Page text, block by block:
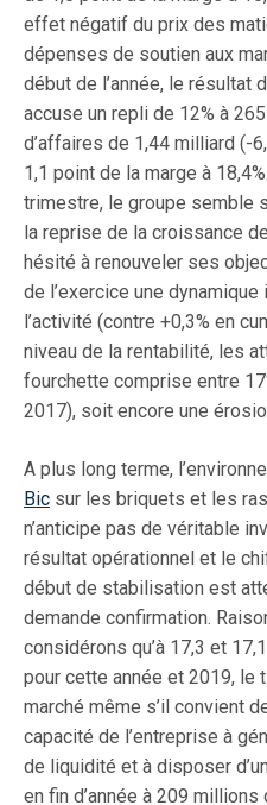
effet négatif du prix des
dépenses de soutien aux
début de l’année, le résultat
accuse un repli de 12% à
d’affaires de 1,44 milliard (-
1,1 point de la marge à
trimestre, le groupe semble
la reprise de la croissance
hésité à renouveler ses
de l’exercice une dynamique
l’activité (contre +0,3% en
niveau de la rentabilité, les
fourchette comprise entre
2017), soit encore une
A plus long terme,
Bic sur les briquets et les
n’anticipe pas de véritable
résultat opérationnel et le
début de stabilisation est
demande confirmation.
considérons qu’à 17,3 et
pour cette année et 2019, le
marché même s’il convient
capacité de l’entreprise à
de liquidité et à disposer
en fin d’année à 209